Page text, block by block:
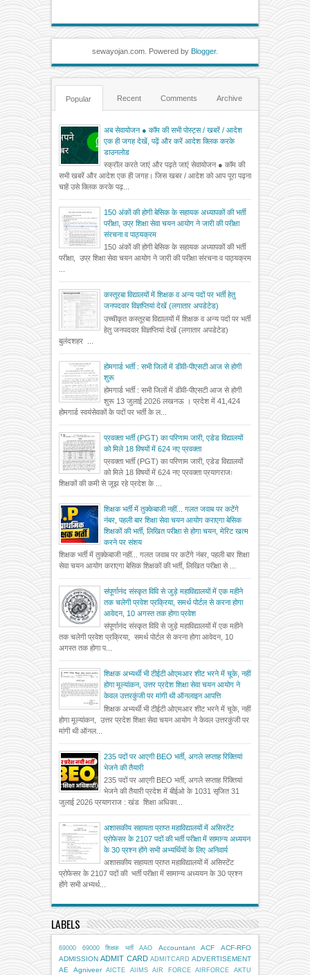
sewayojan.com. Powered by Blogger.
Popular Recent Comments Archive
अब सेवायोजन ● कॉम की सभी पोस्ट्स / खबरें / आदेश
एक ही जगह देखें, पढ़ें और करें आदेश क्लिक करके
डाउनलोड
स्क्रॉल करते जाएं और पढ़ते जाएं सेवायोजन ● कॉम की
सभी खबरें और आदेश एक ही जगह। जिस खबर / आदेश को आप पूरा पढ़ना
चाहें उसे क्लिक करके पढ़...
150 अंकों की होगी बेसिक के सहायक अध्यापकों की भर्ती
परीक्षा, उप्र शिक्षा सेवा चयन आयोग ने जारी की परीक्षा
संरचना व पाठ्यक्रम
150 अंकों की होगी बेसिक के सहायक अध्यापकों की भर्ती
परीक्षा, उप्र शिक्षा सेवा चयन आयोग ने जारी की परीक्षा संरचना व पाठ्यक्रम
कस्तूरबा विद्यालयों में शिक्षक व अन्य पदों पर भर्ती हेतु
जनपदवार विज्ञप्तियां देखें (लगातार अपडेटेड)
उच्चीकृत कस्तूरबा विद्यालयों में शिक्षक व अन्य पदों पर भर्ती
हेतु जनपदवार विज्ञप्तियां देखें (लगातार अपडेटेड)
बुलंदशहर ...
होमगार्ड भर्ती : सभी जिलों में डीवी-पीएसटी आज से होगी
शुरू
होमगार्ड भर्ती : सभी जिलों में डीवी-पीएसटी आज से होगी
शुरू 13 जुलाई 2026 लखनऊ । प्रदेश में 41,424
होमगार्ड स्वयंसेवकों के पदों पर भर्ती के ल...
प्रवक्ता भर्ती (PGT) का परिणाम जारी, एडेड विद्यालयों
को मिले 18 विषयों में 624 नए प्रवक्ता
प्रवक्ता भर्ती (PGT) का परिणाम जारी, एडेड विद्यालयों
को मिले 18 विषयों में 624 नए प्रवक्ता प्रयागराजः
शिक्षकों की कमी से जूझ रहे प्रदेश के ...
शिक्षक भर्ती में तुक्केबाजी नहीं... गलत जवाब पर कटेंगे
नंबर, पहली बार शिक्षा सेवा चयन आयोग कराएगा बेसिक
शिक्षकों की भर्ती, लिखित परीक्षा से होगा चयन, मेरिट खत्म
करने पर संशय
शिक्षक भर्ती में तुक्केबाजी नहीं... गलत जवाब पर कटेंगे नंबर, पहली बार शिक्षा
सेवा चयन आयोग कराएगा बेसिक शिक्षकों की भर्ती, लिखित परीक्षा से ...
संपूर्णानंद संस्कृत विवि से जुड़े महाविद्यालयों में एक महीने
तक चलेगी प्रवेश प्रक्रिया, समर्थ पोर्टल से करना होगा
आवेदन, 10 अगस्त तक होगा प्रवेश
संपूर्णानंद संस्कृत विवि से जुड़े महाविद्यालयों में एक महीने
तक चलेगी प्रवेश प्रक्रिया, समर्थ पोर्टल से करना होगा आवेदन, 10
अगस्त तक होगा प...
शिक्षक अभ्यर्थी भी टीईटी ओएमआर शीट भरने में चूके, नहीं
होगा मूल्यांकन, उत्तर प्रदेश शिक्षा सेवा चयन आयोग ने
केवल उत्तरकुंजी पर मांगी थी ऑनलाइन आपत्ति
शिक्षक अभ्यर्थी भी टीईटी ओएमआर शीट भरने में चूके, नहीं
होगा मूल्यांकन, उत्तर प्रदेश शिक्षा सेवा चयन आयोग ने केवल उत्तरकुंजी पर
मांगी थी ऑनल...
235 पदों पर आएगी BEO भर्ती, अगले सप्ताह रिक्तियां
भेजने की तैयारी
235 पदों पर आएगी BEO भर्ती, अगले सप्ताह रिक्तियां
भेजने की तैयारी प्रदेश में बीईओ के 1031 सृजित 31
जुलाई 2026 प्रयागराज : खंड शिक्षा अधिका...
अशासकीय सहायता प्राप्त महाविद्यालयों में असिस्टेंट
प्रोफेसर के 2107 पदों की भर्ती परीक्षा में सामान्य अध्ययन
के 30 प्रश्न होंगे सभी अभ्यर्थियों के लिए अनिवार्य
अशासकीय सहायता प्राप्त महाविद्यालयों में असिस्टेंट
प्रोफेसर के 2107 पदों की भर्ती परीक्षा में सामान्य अध्ययन के 30 प्रश्न
होंगे सभी अभ्यर्थ...
LABELS
69000 69000 शिक्षक भर्ती AAO Accountant ACF
ACF-RFO
ADMISSION ADMIT CARD ADMITCARD ADVERTISEMENT
AE
Agniveer AICTE AIIMS AIR FORCE AIRFORCE
AKTU